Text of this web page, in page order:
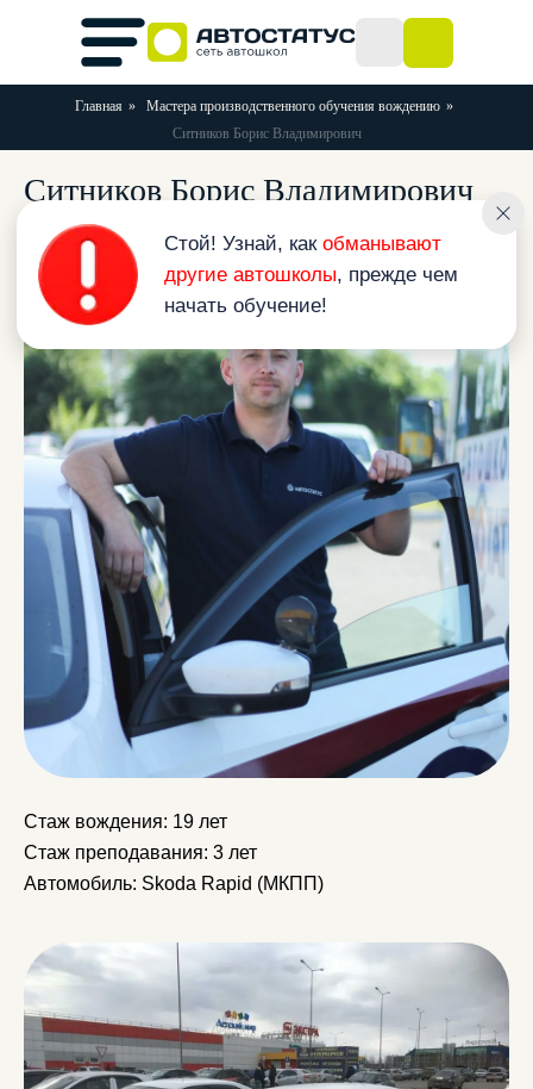
другие автошколы , прежде чем
Главная » Мастера производственного обучения вождению »
Ситников Борис Владимирович
Ситников Борис Владимирович
Вернуться назад к списку альбомов
Стаж вождения: 19 лет
Стаж преподавания: 3 лет
Автомобиль: Skoda Rapid (МКПП)